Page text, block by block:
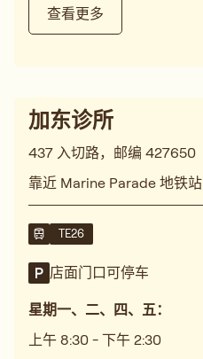
查看更多
加东诊所
437 入切路，邮编 427650
靠近 Marine Parade 地铁站
TE26
店面门口可停车
星期一、二、四、五：
上午 8:30 - 下午 2:30